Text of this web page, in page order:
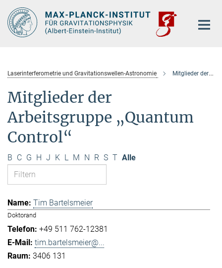
Hauptinhalt
Laserinterferometrie und Gravitationswellen-Astronomie Mitglieder der Arbeitsgruppe „Quantum Control“
Mitglieder der
Arbeitsgruppe „Quantum
Control“
B C G H J K L M N R S T Alle
Tim Bartelsmeier
Doktorand
+49 511 762-12381
tim.bartelsmeier@...
3406 131